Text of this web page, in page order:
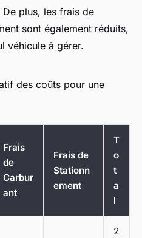
plus, les frais de
sont également réduits,
véhicule à gérer.
des coûts pour une
Frais
de
Carbur
ant
Frais de
Stationn
ement
T
o
t
a
l
2